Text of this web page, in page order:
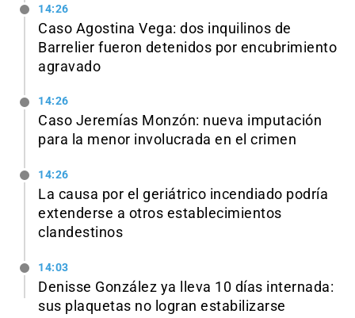
14:26
Caso Agostina Vega: dos inquilinos de
Barrelier fueron detenidos por encubrimiento
agravado
14:26
Caso Jeremías Monzón: nueva imputación
para la menor involucrada en el crimen
14:26
La causa por el geriátrico incendiado podría
extenderse a otros establecimientos
clandestinos
14:03
Denisse González ya lleva 10 días internada:
sus plaquetas no logran estabilizarse